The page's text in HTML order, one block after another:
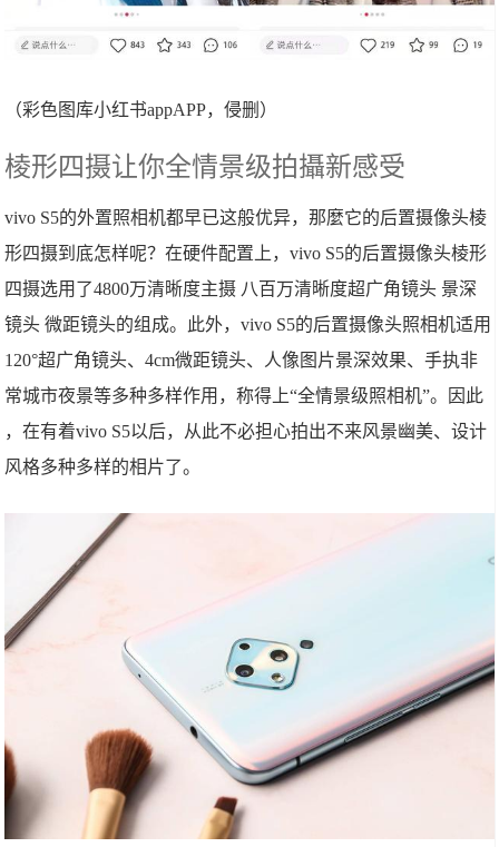
（彩色图库小红书appAPP，侵删）
棱形四摄让你全情景级拍攝新感受
vivo S5的外置照相机都早已这般优异，那麼它的后置摄像头棱
形四摄到底怎样呢？在硬件配置上，vivo S5的后置摄像头棱形
四摄选用了4800万清晰度主摄 八百万清晰度超广角镜头 景深
镜头 微距镜头的组成。此外，vivo S5的后置摄像头照相机适用
120°超广角镜头、4cm微距镜头、人像图片景深效果、手执非
常城市夜景等多种多样作用，称得上“全情景级照相机”。因此
，在有着vivo S5以后，从此不必担心拍出不来风景幽美、设计
风格多种多样的相片了。